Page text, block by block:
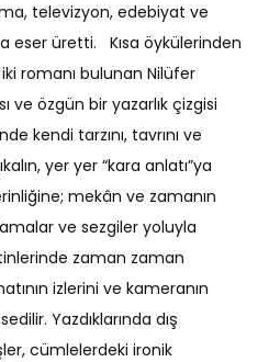
televizyon, edebiyat ve
eser üretti. Kısa öykülerinden
romanı bulunan Nilüfer
ve özgün bir yazarlık çizgisi
kendi tarzını, tavrını ve
yer yer “kara anlatı”ya
mekân ve zamanın
ve sezgiler yoluyla
zaman zaman
izlerini ve kameranın
Yazdıklarında dış
cümlelerdeki ironik